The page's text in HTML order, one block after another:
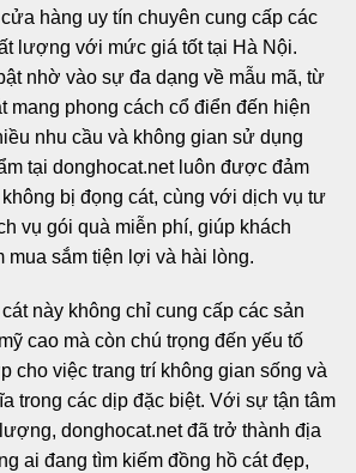
hàng uy tín chuyên cung cấp các
lượng với mức giá tốt tại Hà Nội.
nhờ vào sự đa dạng về mẫu mã, từ
mang phong cách cổ điển đến hiện
nhu cầu và không gian sử dụng
tại donghocat.net luôn được đảm
bị đọng cát, cùng với dịch vụ tư
vụ gói quà miễn phí, giúp khách
mua sắm tiện lợi và hài lòng.
này không chỉ cung cấp các sản
cao mà còn chú trọng đến yếu tố
cho việc trang trí không gian sống và
trong các dịp đặc biệt. Với sự tận tâm
donghocat.net đã trở thành địa
ai đang tìm kiếm đồng hồ cát đẹp,